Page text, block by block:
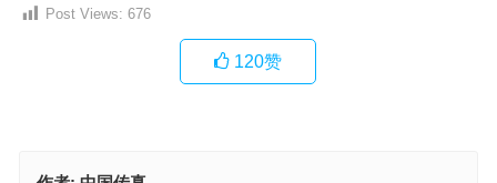
Post Views: 676
120赞